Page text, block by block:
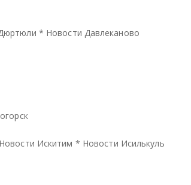
* Новости Давлеканово
Новости Искитим * Новости Исилькуль